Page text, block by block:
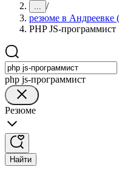
... /
резюме в Андреевке
PHP JS-программист
php js-программист
Резюме
Найти